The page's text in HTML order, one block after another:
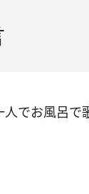
人でお風呂